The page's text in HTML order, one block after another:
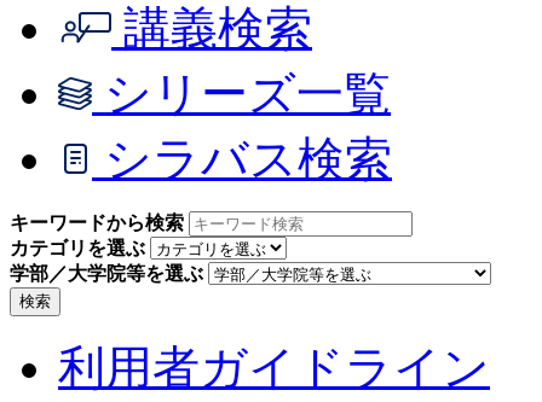
講義検索
シリーズ一覧
シラバス検索
キーワードから検索
カテゴリを選ぶ
学部／大学院等を選ぶ
検索
利用者ガイドライン